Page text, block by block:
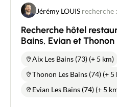
Jérémy LOUIS recherche :
Recherche hôtel
Bains, Evian et Thonon
Aix Les Bains (73) (+ 5 km)
Thonon Les Bains (74) (+ 5
Evian Les Bains (74) (+ 5